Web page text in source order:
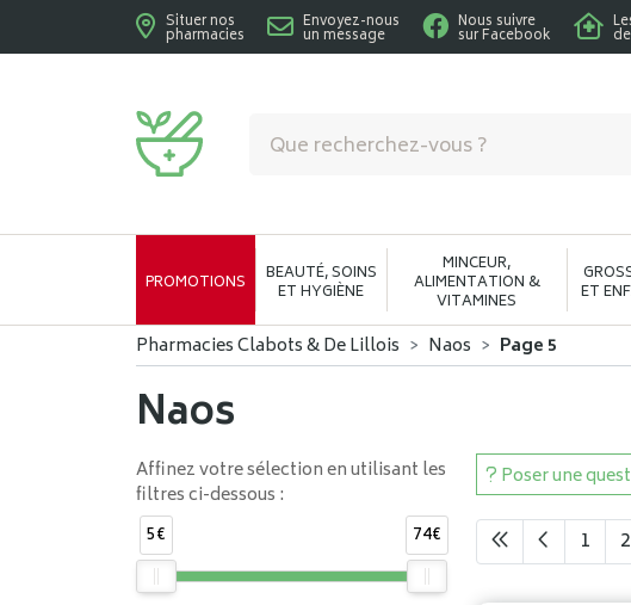
Situer nos
pharmacies
Envoyez-nous
un message
Nous suivre
sur Facebook
PROMOTIONS BEAUTÉ, SOINS
ET HYGIÈNE
MINCEUR,
ALIMENTATION &
VITAMINES ET
Pharmacies Clabots & De Lillois Naos Page 5
Naos
Poser une
1 2
Affinez votre sélection en utilisant les
filtres ci-dessous :
5€
74€